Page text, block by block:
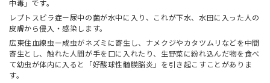
中毒」です。
レプトスピラ症ー尿中の菌が水中に入り、これが下水、水田に入った人の
皮膚から侵入・感染します。
広東住血線虫ー成虫がネズミに寄生し、ナメクジやカタツムリなどを中間
寄生とし、触れた人間が手を口に入れたり、生野菜に紛れ込んだ物を食べ
て幼虫が体内に入ると「好酸球性髄膜脳炎」を引き起こすことがありま
す。